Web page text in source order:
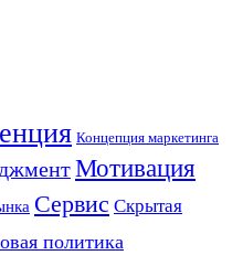
Концепция маркетинга
Мотивация
Сервис Скрытая
политика